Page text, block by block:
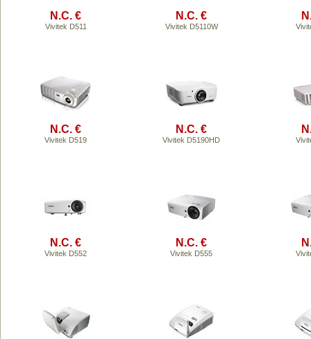
N.C. €
Vivitek D511
N.C. €
Vivitek D5110W
N.C. €
Vivitek D519
N.C. €
Vivitek D5190HD
N.C. €
Vivitek D552
N.C. €
Vivitek D555